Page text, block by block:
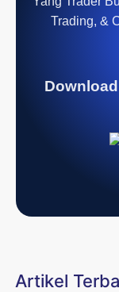
Trading, &
Artikel